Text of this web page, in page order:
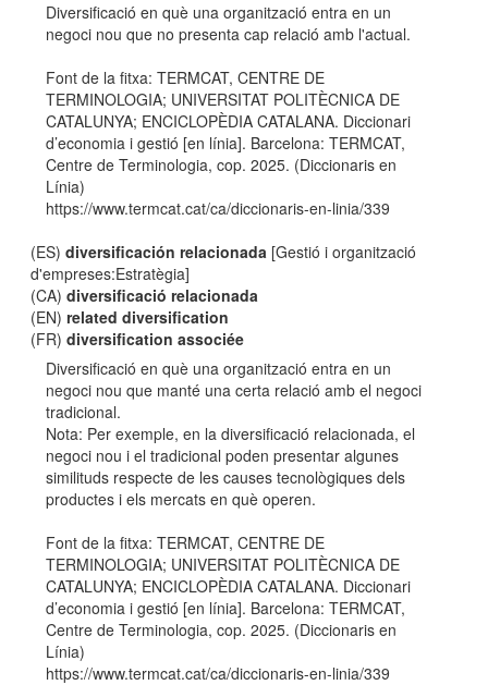
Diversificació en què una organització entra en un
negoci nou que no presenta cap relació amb l'actual.
Font de la fitxa: TERMCAT, CENTRE DE
TERMINOLOGIA; UNIVERSITAT POLITÈCNICA DE
CATALUNYA; ENCICLOPÈDIA CATALANA. Diccionari
d’economia i gestió [en línia]. Barcelona: TERMCAT,
Centre de Terminologia, cop. 2025. (Diccionaris en
Línia)
https://www.termcat.cat/ca/diccionaris-en-linia/339
(ES)diversificación relacionada [Gestió i organització
d'empreses:Estratègia]
(CA)diversificació relacionada
(EN)related diversification
(FR)diversification associée
Diversificació en què una organització entra en un
negoci nou que manté una certa relació amb el negoci
tradicional.
Nota: Per exemple, en la diversificació relacionada, el
negoci nou i el tradicional poden presentar algunes
similituds respecte de les causes tecnològiques dels
productes i els mercats en què operen.
Font de la fitxa: TERMCAT, CENTRE DE
TERMINOLOGIA; UNIVERSITAT POLITÈCNICA DE
CATALUNYA; ENCICLOPÈDIA CATALANA. Diccionari
d’economia i gestió [en línia]. Barcelona: TERMCAT,
Centre de Terminologia, cop. 2025. (Diccionaris en
Línia)
https://www.termcat.cat/ca/diccionaris-en-linia/339